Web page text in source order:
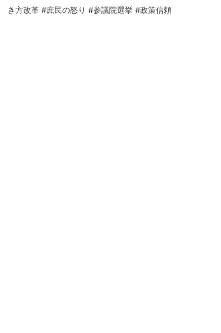
き方改革 #庶民の怒り #参議院選挙 #政策信頼